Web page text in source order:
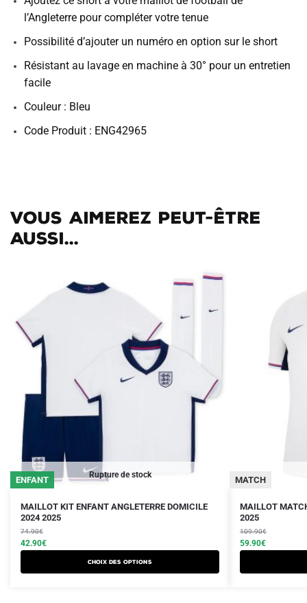
l’Angleterre pour compléter votre tenue
Possibilité d’ajouter un numéro en option sur le short
Résistant au lavage en machine à 30° pour un entretien
facile
Couleur : Bleu
Code Produit : ENG42965
Vous aimerez peut-être
aussi...
Rupture de stock
ENFANT
MAILLOT KIT ENFANT ANGLETERRE DOMICILE
2024 2025
74.90€
Le
prix
initial
était :
42.90€
Le
prix
actuel
est :
Choix des options
Ce
produit
a
plusieurs
variations.
MATCH
MAILLOT
2025
109.90€
Le
prix
initial
était :
59.90€
Le
prix
actuel
est :